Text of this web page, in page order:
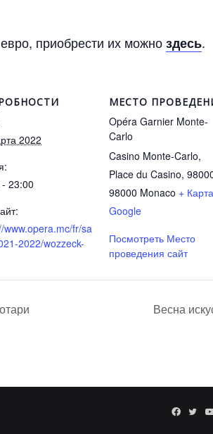
приобрести их можноздесь.
2022
23:00
www.opera.mc/fr/sa
2022/wozzeck-
МЕСТО
Opéra Garnier Monte-
Carlo
Casino Monte-Carlo,
Place du Casino,
98000 Monaco + Карта
Google
Посмотреть Место
проведения сайт
Весна